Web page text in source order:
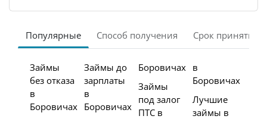
Популярные Способ получения Срок принятия
Займы
без отказа
в
Боровичах
Займы до
зарплаты
в
Боровичах
Боровичах
Займы
под залог
ПТС в
в
Боровичах
Лучшие
займы в